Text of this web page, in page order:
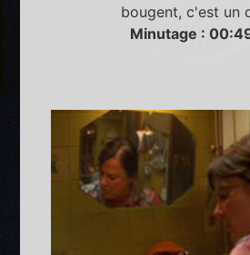
bougent, c'est un
Minutage :